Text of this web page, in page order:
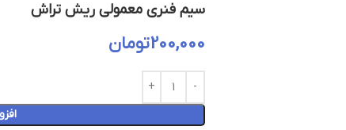
سیم فنری معمولی ریش تراش
200,000تومان